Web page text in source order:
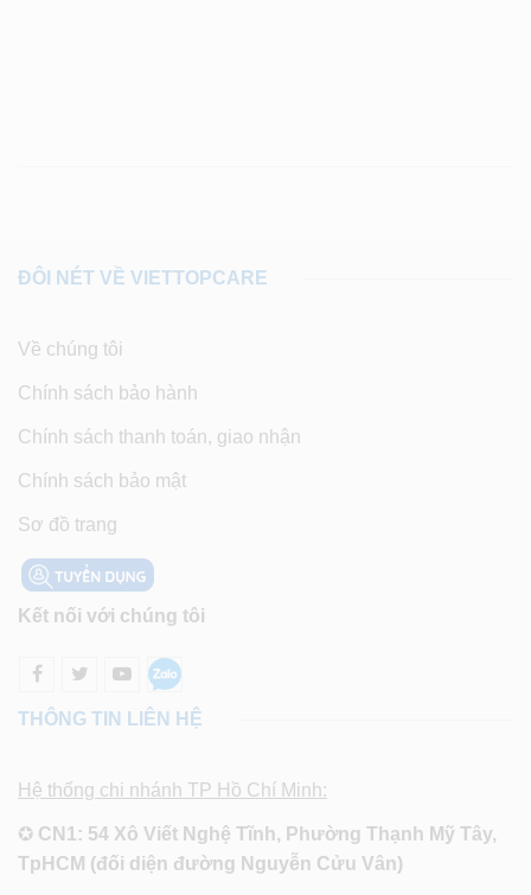
ĐÔI NÉT VỀ VIETTOPCARE
Về chúng tôi
Chính sách bảo hành
Chính sách thanh toán, giao nhận
Chính sách bảo mật
Sơ đồ trang
Kết nối với chúng tôi
THÔNG TIN LIÊN HỆ
Hệ thống chi nhánh TP Hồ Chí Minh:
✪ CN1: 54 Xô Viết Nghệ Tĩnh, Phường Thạnh Mỹ Tây,
TpHCM (đối diện đường Nguyễn Cửu Vân)